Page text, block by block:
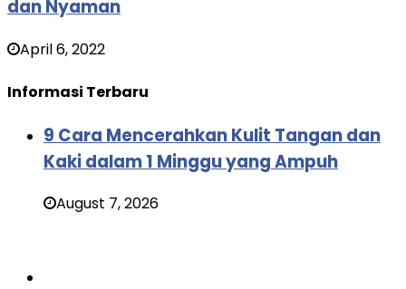
dan Nyaman
April 6, 2022
Informasi Terbaru
9 Cara Mencerahkan Kulit Tangan dan
Kaki dalam 1 Minggu yang Ampuh
August 7, 2026